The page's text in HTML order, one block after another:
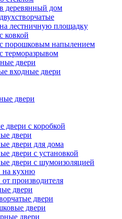
деревянный дом
лестничную площадку
ковкой
порошковым напылением
терморазрывом
двери
входные двери
двери
двери с коробкой
двери
двери для дома
двери с установкой
двери с шумоизоляцией
на кухню
производителя
двери
двери
двери
двери